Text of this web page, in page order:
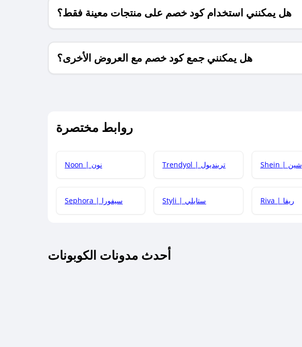
هل يمكنني استخدام كود خصم على منتجات معينة فقط؟
هل يمكنني جمع كود خصم مع العروض الأخرى؟
روابط مختصرة
Noon | نون Trendyol | ترينديول Shein | شين
Sephora | سيفورا Styli | ستايلي Riva | ريفا
أحدث مدونات الكوبونات